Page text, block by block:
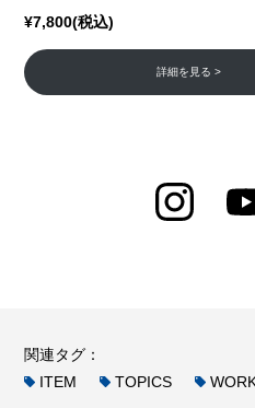
¥7,800(税込)
詳細を見る >
関連タグ：
ITEM
TOPICS